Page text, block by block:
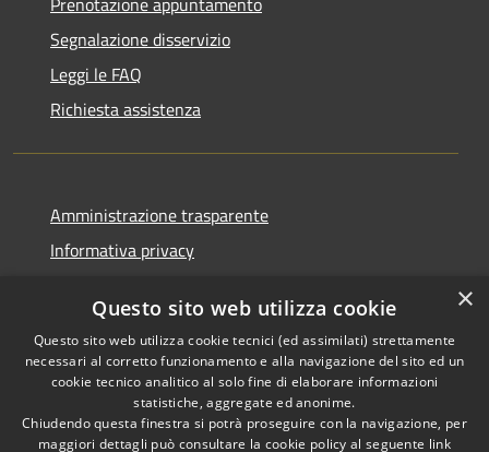
Segnalazione disservizio
Leggi le FAQ
Richiesta assistenza
Amministrazione trasparente
Informativa privacy
Dichiarazione di accessibilità
RSS
Copyright © 2026 • Comune di
×
Questo sito web utilizza cookie
Questo sito web utilizza cookie tecnici (ed assimilati) strettamente
necessari al corretto funzionamento e alla navigazione del sito ed un
cookie tecnico analitico al solo fine di elaborare informazioni
statistiche, aggregate ed anonime.
Chiudendo questa finestra si potrà proseguire con la navigazione, per
maggiori dettagli può consultare la cookie policy al seguente link